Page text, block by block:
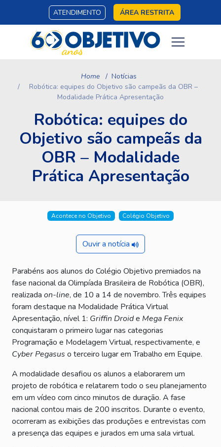
ATENDIMENTO ÁREA RESTRITA
Home
Notícias
Robótica: equipes do Objetivo são campeãs da OBR –
Modalidade Prática Apresentação
Robótica: equipes do
Objetivo são campeãs da
OBR – Modalidade
Prática Apresentação
Acontece no Objetivo Colégio Objetivo
Ouvir a notícia
Parabéns aos alunos do Colégio Objetivo premiados na
fase nacional da Olimpíada Brasileira de Robótica (OBR),
realizada on-line, de 10 a 14 de novembro. Três equipes
foram destaque na Modalidade Prática Virtual
Apresentação, nível 1: Griffin Droide Mega Fenix
conquistaram o primeiro lugar nas categorias
Programação e Modelagem Virtual, respectivamente, e
Cyber Pegasus o terceiro lugar em Trabalho em Equipe.
A modalidade desafiou os alunos a elaborarem um
projeto de robótica e relatarem todo o seu planejamento
em um vídeo com cinco minutos de duração. A fase
nacional contou mais de 200 inscritos. Durante o evento,
ocorreram as exibições das produções e entrevistas com
a presença das equipes e jurados em uma sala virtual.